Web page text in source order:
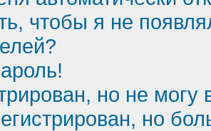
чтобы я не
но не могу
но